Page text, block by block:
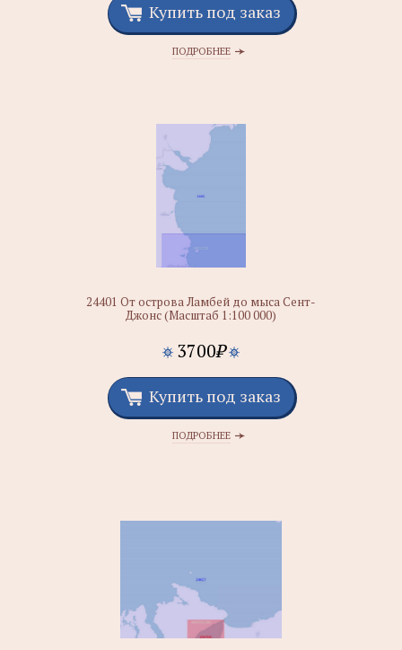
Купить под заказ
ПОДРОБНЕЕ
24401 От острова Ламбей до мыса Сент-
Джонс (Масштаб 1:100 000)
3700₽
Купить под заказ
ПОДРОБНЕЕ